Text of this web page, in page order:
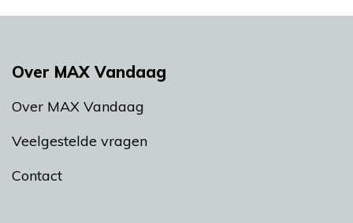
Over MAX Vandaag
Over MAX Vandaag
Veelgestelde vragen
Contact